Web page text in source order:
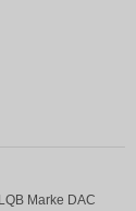
Marke DAC